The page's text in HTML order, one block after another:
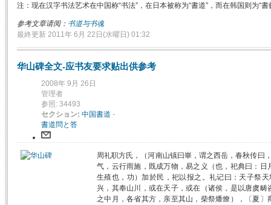
注：现在汉字书法艺术在中国称“书法”，在日本被称为“書道”，而在韩国则为“書
参考文章请阅： 书道与书魂
最終更新 2011年 6月 22日(水曜日) 01:32
华山碑全文-应书友要求贴出供参考
2008年 9月 26日
管理者
参照: 34493
セクション: 中国書道 -
書道問と答
周礼职方氏，（河南山镇曰崋，谓之西岳，春秋传曰
气，云行雨施，既成万物，易之义（也，祀典曰：
生殖也，功）加於民，祀以报之。礼记曰：天子祭
兴，其奉山川，或在天子，或在（诸侯，是以唐虞
之中月，各省其方，亲至其山，柴祭燔燎），〔夏